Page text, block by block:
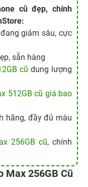
512GB cũ giá bao
hãng, đầy đủ màu
256GB cũ
256GB Cũ
08/2026, cách